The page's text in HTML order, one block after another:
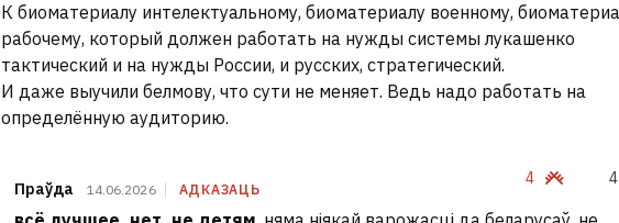
К биоматериалу интелектуальному, биоматериалу военному,
рабочему, который должен работать на нужды системы лукашенко
тактический и на нужды России, и русских, стратегический.
И даже выучили белмову, что сути не меняет. Ведь надо работать на
определённую аудиторию.
Праўда 14.06.2026 АДКАЗАЦЬ
4 4